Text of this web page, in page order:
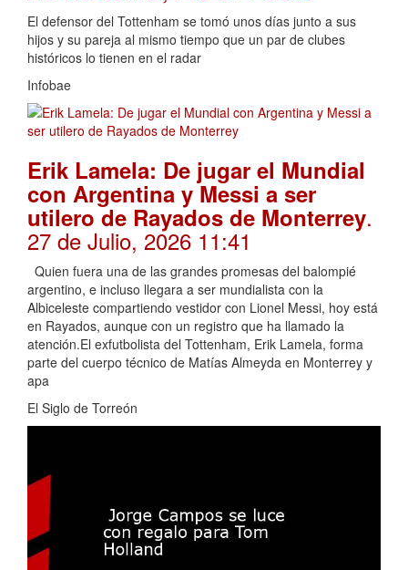
El defensor del Tottenham se tomó unos días junto a sus
hijos y su pareja al mismo tiempo que un par de clubes
históricos lo tienen en el radar
Infobae
Erik Lamela: De jugar el Mundial
con Argentina y Messi a ser
utilero de Rayados de Monterrey.
27 de Julio, 2026 11:41
Quien fuera una de las grandes promesas del balompié
argentino, e incluso llegara a ser mundialista con la
Albiceleste compartiendo vestidor con Lionel Messi, hoy está
en Rayados, aunque con un registro que ha llamado la
atención.El exfutbolista del Tottenham, Erik Lamela, forma
parte del cuerpo técnico de Matías Almeyda en Monterrey y
apa
El Siglo de Torreón